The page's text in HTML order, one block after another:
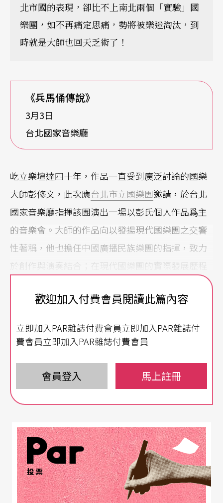
北市國的表現，卻比不上南北兩個「實驗」國
樂團，如不再痛定思痛，勢將被樂迷淘汰，到
時就是大師也回天乏術了！
《兵馬俑傳說》
3月3日
台北國家音樂廳
屹立樂壇達四十年，作品一直受到廣泛討論的國樂
大師彭修文，此次應台北市立國樂團邀請，於台北
國家音樂廳指揮該團演出一場以彭氏個人作品爲主
的音樂會。大師的作品向以發揚現代國樂團之交響
性著稱，他也擔任中國廣播民族樂團的指揮，致力
於創作與演奏結合；在現代國樂團的實際發展歷程
彭氏出場後，仍然如此，且在整場音樂會中皆憑其
記憶指揮。雖然這次演出的曲目大多爲其本人作
品，但彭氏以六十有餘之高齡，仍能完全熟記整場
音樂會的演奏總譜，可見大師有備而來，實非浪得
虛名。其指揮動作乾淨明確，沒有誇張的舞台動
投入其中，毫不拖泥帶水。
反觀台北市立國樂團的表現，就相當令人失望。第
一首〈將軍令〉，樂團整體的演奏大致是四平八
歡迎加入付費會員閱讀此篇內容
立即加入PAR雜誌付費會員立即加入PAR雜誌付
費會員立即加入PAR雜誌付費會員
會員登入 馬上註冊
投票